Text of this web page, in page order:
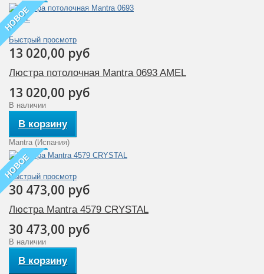
Быстрый просмотр
13 020,00 руб
НОВОЕ
Люстра потолочная Mantra 0693 AMEL
13 020,00 руб
В наличии
В корзину
Mantra (Испания)
Быстрый просмотр
30 473,00 руб
НОВОЕ
Люстра Mantra 4579 CRYSTAL
30 473,00 руб
В наличии
В корзину